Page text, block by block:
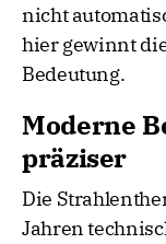
nicht
hier gewinnt
Bedeutung.
Moderne
präziser
Die
Jahren